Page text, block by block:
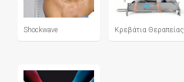
Shockwave Κρεβάτια Θεραπείας